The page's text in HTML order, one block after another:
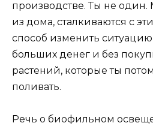
производстве. Ты не один.
из дома, сталкиваются с
способ изменить
больших денег и без
растений, которые ты
поливать.
Речь о биофильном